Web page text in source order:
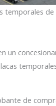
temporales de
un
de